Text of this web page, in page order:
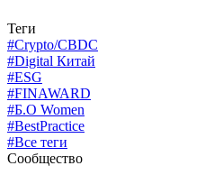
Теги
#Crypto/CBDC
#Digital Китай
#ESG
#FINAWARD
#Б.О Women
#BestPractice
#Все теги
Сообщество